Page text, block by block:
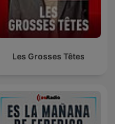
Les Grosses Têtes